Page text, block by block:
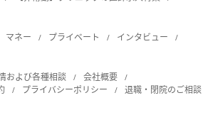
マネー プライベート
インタビュー
および各種相談
会社概要
プライバシーポリシー 退職・閉院のご相談